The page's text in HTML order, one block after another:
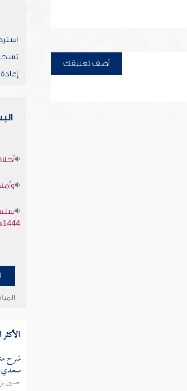
أضف تعليقك
1444هـ
شرح
سعدي 3
حسين